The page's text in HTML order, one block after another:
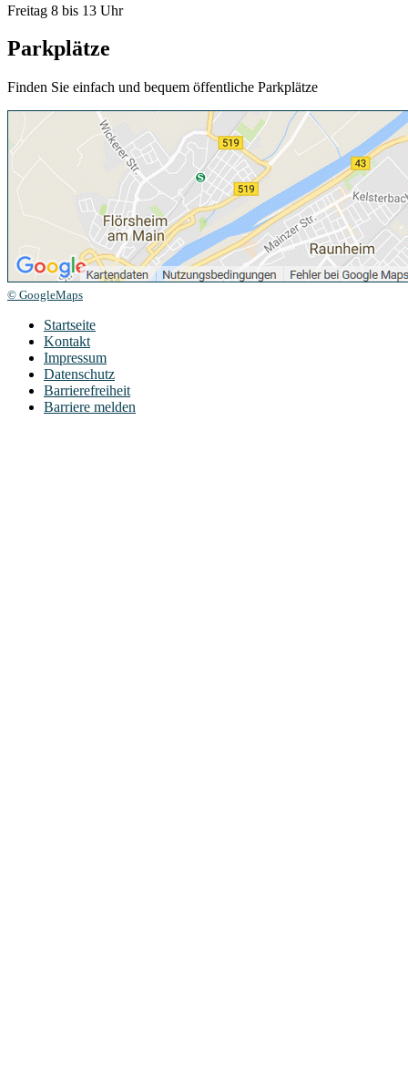
Freitag 8 bis 13 Uhr
Parkplätze
Finden Sie einfach und bequem öffentliche Parkplätze
© GoogleMaps
Startseite
Kontakt
Impressum
Datenschutz
Barrierefreiheit
Barriere melden